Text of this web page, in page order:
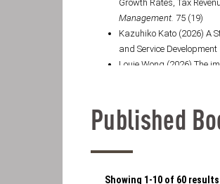
Published